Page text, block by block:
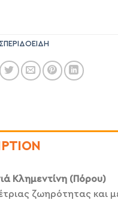
Κλημεντίνη (Πόρου)
ζωηρότητας και